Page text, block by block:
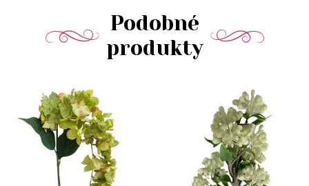
Podobné
produkty